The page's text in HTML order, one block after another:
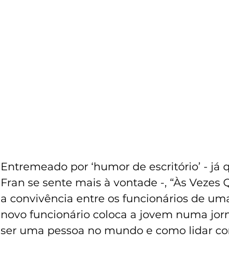
Entremeado por ‘humor de escritório’ -
Fran se sente mais à vontade -, “Às
a convivência entre os funcionários de
novo funcionário coloca a jovem numa
ser uma pessoa no mundo e como lidar